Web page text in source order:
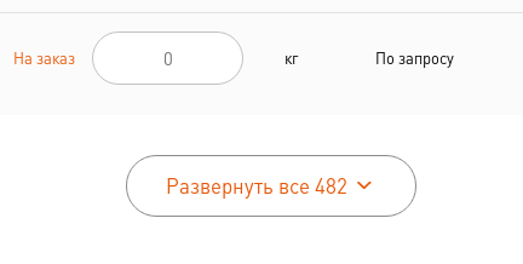
На заказ кг По запросу
Развернуть все 482